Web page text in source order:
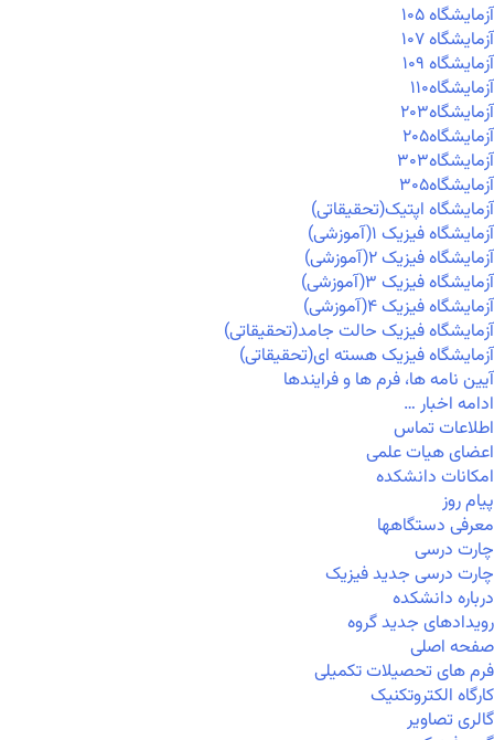
آزمايشگاه ۱۰۵
آزمايشگاه ۱۰۷
آزمايشگاه ۱۰۹
آزمايشگاه۱۱۰
آزمايشگاه۲۰۳
آزمايشگاه۲۰۵
آزمايشگاه۳۰۳
آزمايشگاه۳۰۵
آزمایشگاه اپتیک(تحقیقاتی)
آزمایشگاه فیزیک ۱(آموزشی)
آزمایشگاه فیزیک ۲(آموزشی)
آزمایشگاه فیزیک ۳(آموزشی)
آزمایشگاه فیزیک ۴(آموزشی)
آزمایشگاه فیزیک حالت جامد(تحقیقاتی)
آزمایشگاه فیزیک هسته ای(تحقیقاتی)
آیین نامه ها، فرم ها و فرایندها
ادامه اخبار …
اطلاعات تماس
اعضای هیات علمی
امکانات دانشکده
پیام روز
معرفی دستگاهها
چارت درسی
چارت درسی جدید فیزیک
درباره دانشکده
رویدادهای جدید گروه
صفحه اصلی
فرم های تحصیلات تکمیلی
کارگاه الکتروتکنیک
گالری تصاویر